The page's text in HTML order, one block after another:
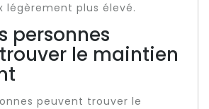
légèrement plus élevé.
personnes
le maintien
peuvent trouver le